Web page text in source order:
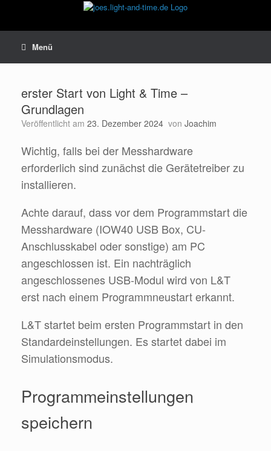
springen
Menü
erster Start von Light & Time –
Grundlagen
Veröffentlicht am 23. Dezember 2024 von Joachim
Wichtig, falls bei der Messhardware
erforderlich sind zunächst die Gerätetreiber zu
installieren.
Achte darauf, dass vor dem Programmstart die
Messhardware (IOW40 USB Box, CU-
Anschlusskabel oder sonstige) am PC
angeschlossen ist. Ein nachträglich
angeschlossenes USB-Modul wird von L&T
erst nach einem Programmneustart erkannt.
L&T startet beim ersten Programmstart in den
Standardeinstellungen. Es startet dabei im
Simulationsmodus.
Programmeinstellungen
speichern